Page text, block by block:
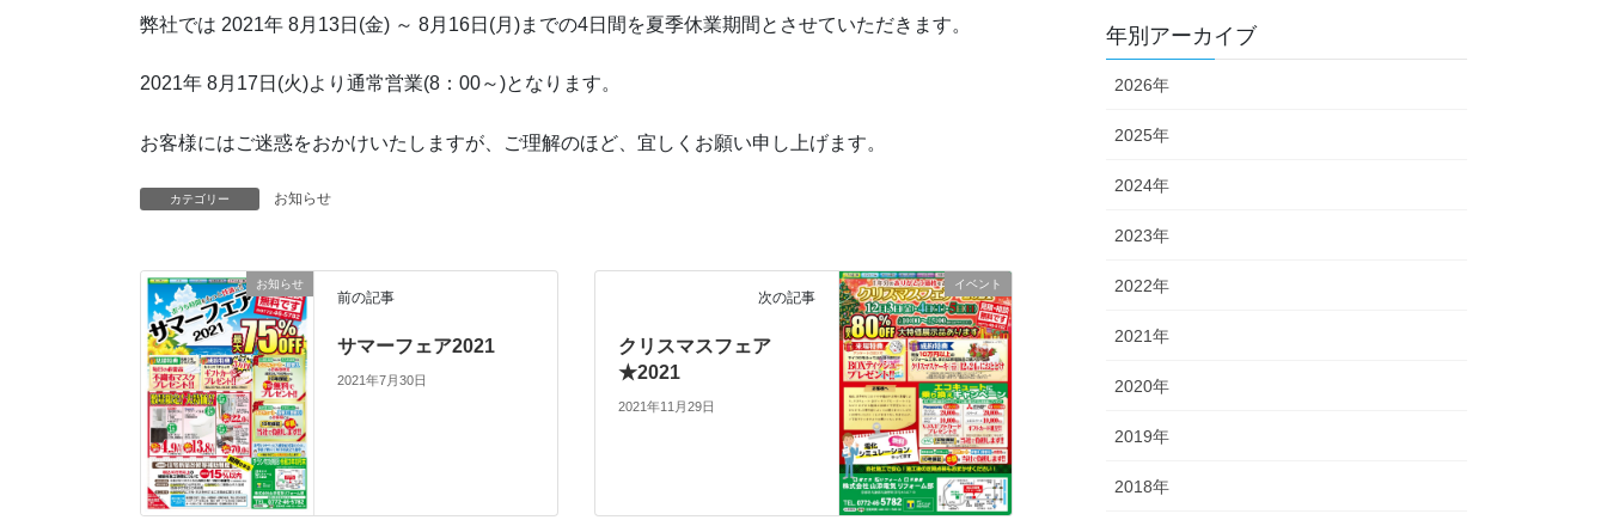
弊社では 2021年 8月13日(金) ～ 8月16日(月)までの4日間を夏季休業期間とさせていただきます。
2021年 8月17日(火)より通常営業(8：00～)となります。
お客様にはご迷惑をおかけいたしますが、ご理解のほど、宜しくお願い申し上げます。
カテゴリー お知らせ
お知らせ
前の記事
サマーフェア2021
2021年7月30日
イベント
次の記事
クリスマスフェア
★2021
2021年11月29日
年別アーカイブ
2026年
2025年
2024年
2023年
2022年
2021年
2020年
2019年
2018年